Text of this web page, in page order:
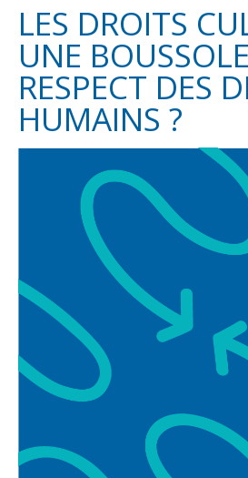
LES DROITS
UNE
RESPECT DES
HUMAINS ?